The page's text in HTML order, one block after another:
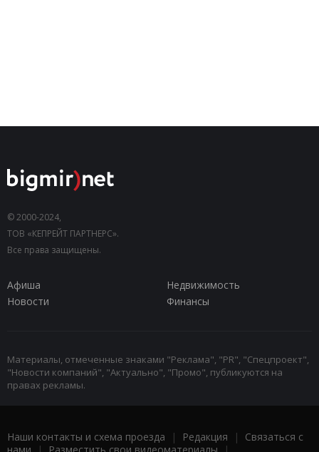
© 2000-2024,
ТОВ «КЕПРЕЙТ ПАРТНЕРС».
Все права защищены.
Афиша
Недвижимость
Новости
Финансы
Материалы, отмеченные знаками "Реклама", "PR", "Спецпроект",
"Новости компаний", "Актуально", "Промо", публикуются на
правах рекламы.
Наши контакты и схема проезда | Редакция | Связаться с
нами | Разместить свои видеоматериалы |